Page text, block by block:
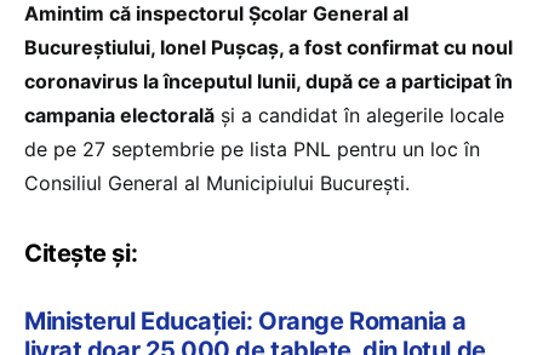
Amintim că inspectorul Școlar General al
Bucureștiului, Ionel Pușcaș, a fost confirmat cu noul
coronavirus la începutul lunii, după ce a participat în
campania electorală și a candidat în alegerile locale
de pe 27 septembrie pe lista PNL pentru un loc în
Consiliul General al Municipiului București.
Citește și:
Ministerul Educației: Orange Romania a